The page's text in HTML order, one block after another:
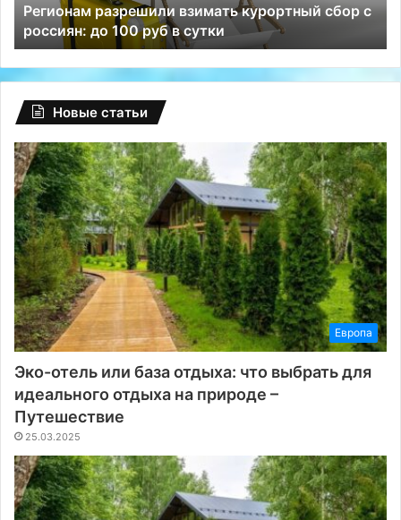
взимать курортный сбор с
в сутки
и
ВКонтакте
Глобальный сбой на
спасли Телеграм и
Новые статьи
Европа
Эко-отель или база отдыха: что выбрать для
идеального отдыха на природе –
Путешествие
25.03.2025